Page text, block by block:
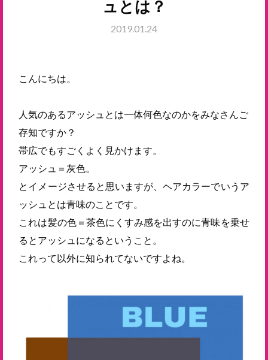
ュとは？
2019.01.24
こんにちは。
人気のあるアッシュとは一体何色なのかをみなさんご
存知ですか？
帯広でもすごくよく見かけます。
アッシュ＝灰色。
とイメージさせると思いますが、ヘアカラーでいうア
ッシュとは青味のことです。
これは髪の色＝茶色にくすみ感を出すのに青味を乗せ
るとアッシュになるということ。
これって以外に知られてないですよね。